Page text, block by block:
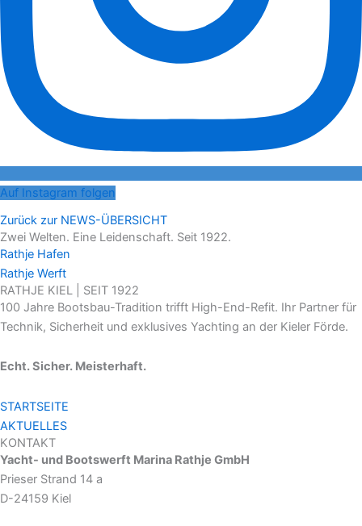
Auf Instagram folgen
Zurück zur NEWS-ÜBERSICHT
Zwei Welten. Eine Leidenschaft. Seit 1922.
Rathje Hafen
Rathje Werft
RATHJE KIEL | SEIT 1922
100 Jahre Bootsbau-Tradition trifft High-End-Refit. Ihr Partner für
Technik, Sicherheit und exklusives Yachting an der Kieler Förde.
Echt. Sicher. Meisterhaft.
STARTSEITE
AKTUELLES
KONTAKT
Yacht- und Bootswerft Marina Rathje GmbH
Prieser Strand 14 a
D-24159 Kiel